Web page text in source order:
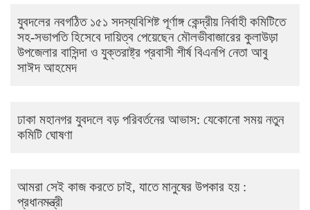
যুবদলের নবগঠিত ১৫১ সদস্যবিশিষ্ট পূর্ণাঙ্গ কেন্দ্রীয় নির্বাহী কমিটিতে
সহ-সভাপতি হিসেবে দায়িত্ব পেয়েছেন মৌলভীবাজারের কুলাউড়া
উপজেলার বাসিন্দা ও যুক্তরাষ্ট্র প্রবাসী শীর্ষ বিএনপি নেতা আবু
সাঈদ আহমেদ
ঢাকা মহানগর যুবদলে বড় পরিবর্তনের আভাস: যেকোনো সময় নতুন
কমিটি ঘোষণা
আমরা সেই কাজ করতে চাই, যাতে মানুষের উপকার হয় :
প্রধানমন্ত্রী